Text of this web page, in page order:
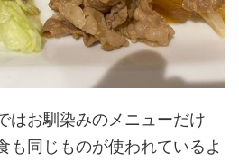
はお馴染みのメニューだけ
も同じものが使われているよ